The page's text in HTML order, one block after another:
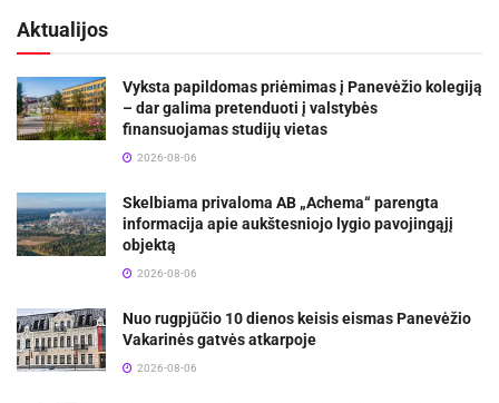
Aktualijos
Vyksta papildomas priėmimas į Panevėžio kolegiją
– dar galima pretenduoti į valstybės
finansuojamas studijų vietas
2026-08-06
Skelbiama privaloma AB „Achema“ parengta
informacija apie aukštesniojo lygio pavojingąjį
objektą
2026-08-06
Nuo rugpjūčio 10 dienos keisis eismas Panevėžio
Vakarinės gatvės atkarpoje
2026-08-06